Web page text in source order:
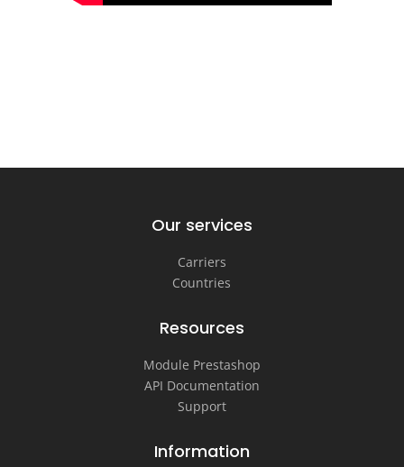
Our services
Carriers
Countries
Resources
Module Prestashop
API Documentation
Support
Information